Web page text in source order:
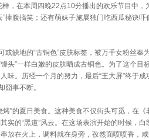
在本周四晚22点10分播出的欢乐节目中，
捧腹搞笑；还有萌妹子施展独门吃西瓜秘诀吓
缺地的“古铜色”皮肤标签，被万千女粉丝奉
头”一样白嫩的皮肤晒成古铜色。为了这个
味。历经一个月的努力，最后“王大屏”终于
囧事不断。
的夏日美食。这种美食不仅街头可觅，在
实的“黑道”风云。在这场表演开始的时候，
放在火上，调料就在身旁，孜然面喷喷香，